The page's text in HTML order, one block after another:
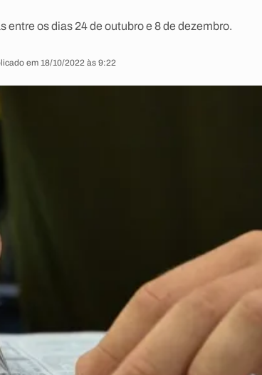
entre os dias 24 de outubro e 8 de dezembro.
em 18/10/2022 às 9:22